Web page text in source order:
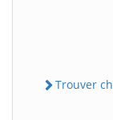
Trouver